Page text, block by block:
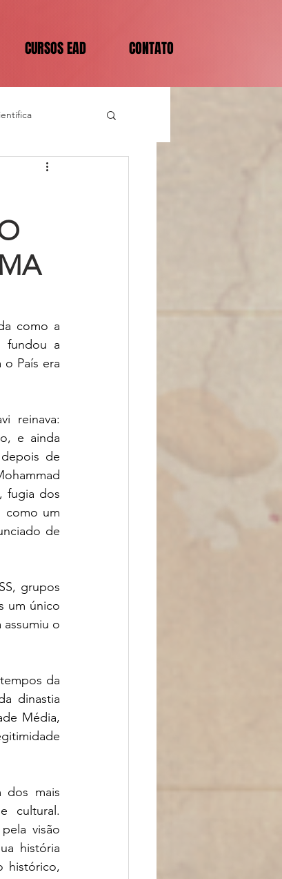
CURSOS EAD CONTATO
como a
fundou a
País era
reinava:
e ainda
de
fugia dos
como um
de
grupos
um único
o
da
dinastia
Média,
dos mais
cultural.
visão
história
histórico,